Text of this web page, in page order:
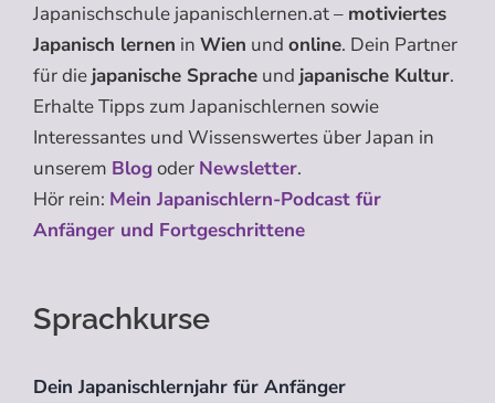
Japanischschule japanischlernen.at – motiviertes
Japanisch lernen in Wien und online. Dein Partner
für die japanische Sprache und japanische Kultur.
Erhalte Tipps zum Japanischlernen sowie
Interessantes und Wissenswertes über Japan in
unserem Blogoder Newsletter.
Hör rein: Mein Japanischlern-Podcast für
Anfänger und Fortgeschrittene
Sprachkurse
Dein Japanischlernjahr für Anfänger